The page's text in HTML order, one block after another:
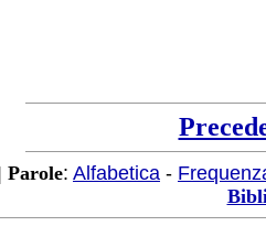
| Parole: Alfabetica -